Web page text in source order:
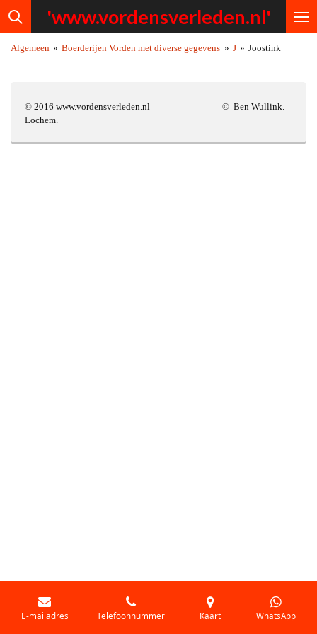
Ga
direct
de
'www.vordensverleden.nl'
Algemeen » Boerderijen Vorden met diverse gegevens » J » Joostink
© 2016 www.vordensverleden.nl © Ben Wullink.
Lochem.
E-mailadres Telefoonnummer Kaart WhatsApp